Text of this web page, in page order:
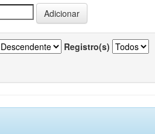
Registro(s)